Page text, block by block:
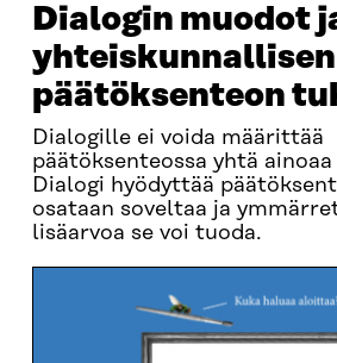
Dialogin muodot
yhteiskunnallisen
päätöksenteon
Dialogille ei voida määrittää
päätöksenteossa yhtä
Dialogi hyödyttää
osataan soveltaa ja
lisäarvoa se voi tuoda.